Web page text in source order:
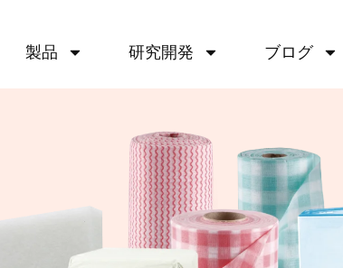
製品 研究開発 ブログ